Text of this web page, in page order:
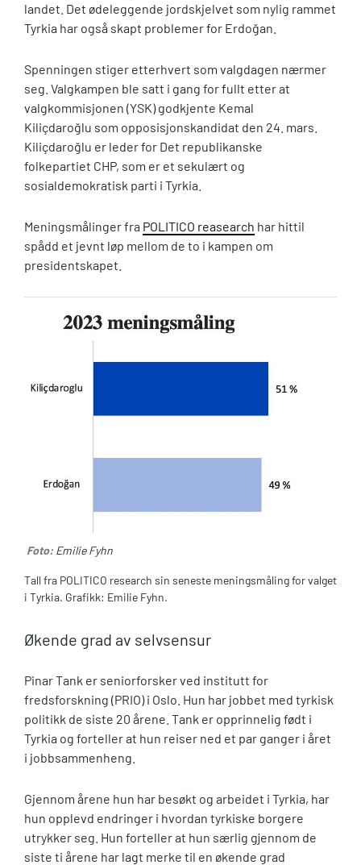
landet. Det ødeleggende jordskjelvet som nylig rammet
Tyrkia har også skapt problemer for Erdoğan.
Spenningen stiger etterhvert som valgdagen nærmer
seg. Valgkampen ble satt i gang for fullt etter at
valgkommisjonen (YSK) godkjente Kemal
Kiliçdaroğlu som opposisjonskandidat den 24. mars.
Kiliçdaroğlu er leder for Det republikanske
folkepartiet CHP, som er et sekulært og
sosialdemokratisk parti i Tyrkia.
Meningsmålinger fra POLITICO reasearch har hittil
spådd et jevnt løp mellom de to i kampen om
presidentskapet.
Foto: Emilie Fyhn
Tall fra POLITICO research sin seneste meningsmåling for valget
i Tyrkia. Grafikk: Emilie Fyhn.
Økende grad av selvsensur
Pinar Tank er seniorforsker ved institutt for
fredsforskning (PRIO) i Oslo. Hun har jobbet med tyrkisk
politikk de siste 20 årene. Tank er opprinnelig født i
Tyrkia og forteller at hun reiser ned et par ganger i året
i jobbsammenheng.
Gjennom årene hun har besøkt og arbeidet i Tyrkia, har
hun opplevd endringer i hvordan tyrkiske borgere
utrykker seg. Hun forteller at hun særlig gjennom de
siste ti årene har lagt merke til en økende grad